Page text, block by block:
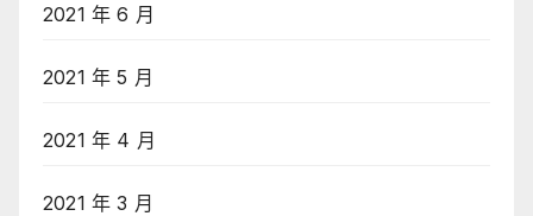
2021 年 6 月
2021 年 5 月
2021 年 4 月
2021 年 3 月